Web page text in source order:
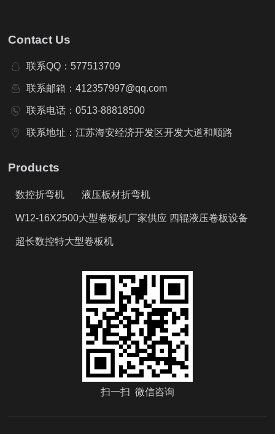
Contact Us
联系QQ：577513709
联系邮箱：412357997@qq.com
联系电话：0513-88818500
联系地址：江苏海安经济开发区开发大道和顺路
Products
数控折弯机 液压板材折弯机
W12-16X2500大型卷板机厂家供应 四辊液压卷板设备
超长数控特大型卷板机
扫一扫 微信咨询